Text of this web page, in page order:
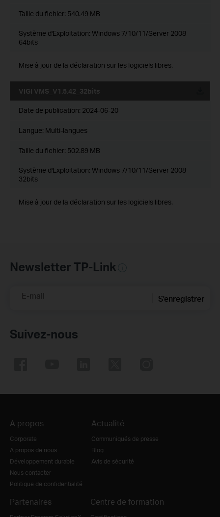
Taille du fichier: 540.49 MB
Système d'Exploitation: Windows 7/10/11/Server 2008
64bits
Mise à jour de la déclaration sur les logiciels libres.
VIGI VMS_V1.5.42_32bits
Date de publication: 2024-06-20
Langue: Multi-langues
Taille du fichier: 502.89 MB
Système d'Exploitation: Windows 7/10/11/Server 2008
32bits
Mise à jour de la déclaration sur les logiciels libres.
Newsletter TP-Link
E-mail S'enregistrer
Suivez-nous
A propos
Corporate
A propos de nous
Développement durable
Nous contacter
Politique de confidentialité
Actualité
Communiqués de presse
Blog
Avis de sécurité
Partenaires Centre de formation